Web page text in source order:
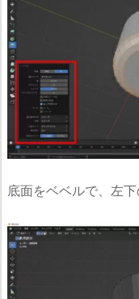
底面をベベルで、左